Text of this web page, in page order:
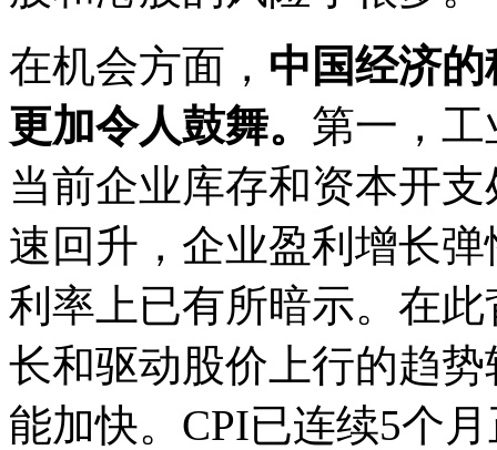
在机会方面， 中国经济
更加令人鼓舞。 第一，
当前企业库存和资本开
速回升，企业盈利增长
利率上已有所暗示。在
长和驱动股价上行的趋
能加快。CPI已连续5个